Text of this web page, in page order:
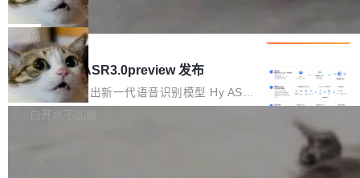
代码检索手段（如关键词匹配、目录遍历）仅能
在语法层面完成文本定位，难以触及代码的语义
内涵与结构关联，导致开发者使用代码智能体在
理解大规模代码仓时面临显著"代码仓理解"瓶
颈。 代码仓深度理解服务（以下简称" CodeBas
e深度理解服务"）是华为云码道（CodeA...
短剧部门，有互联网大厂背景。在公司内部架构
调整期间，部门三次通知全员将数据从A集群迁
移到B集群，王某都回复了"收到"。 他没有迁移
数据。2024年9月3日下午4点，他使用此前登录
的账号密码进入A集群，输入了一条被程序员圈
称为"删库跑路"的命令——最高管理员权限、无
che 量化 + 权重压缩，吞吐量提升 4
1%，成本降 30%
Kimi 和 GLM 是当前最强的大模型系列之一，但
它们有一个共同的问题：太吃显存了。月之暗面
的 Kimi K 系列和智谱的 GLM 都是长上下文、M
oE 架构的大模型，好用到让人上瘾，但 GPU 显
存永远不够用。 Cloudflare 的 Workers AI 团队
一直在跑这些模型的推理。他们在官方博客上发
局
腾讯混元 Hy ASR3.0preview 发布
腾讯混元正式推出新一代语音识别模型 Hy ASR
3.0preview。基于最新一代大语言模型 Hy3 的
白开水不加糖